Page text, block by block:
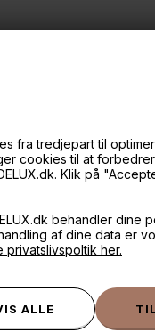
fra tredjepart til
cookies til at
Klik på
behandler
af dine data er
privatslivspoltik her.